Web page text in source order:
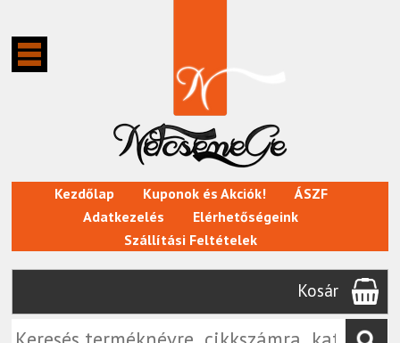
Kezdőlap Kuponok és Akciók!
ÁSZF
Adatkezelés
Elérhetőségeink
Szállítási Feltételek
Kosár